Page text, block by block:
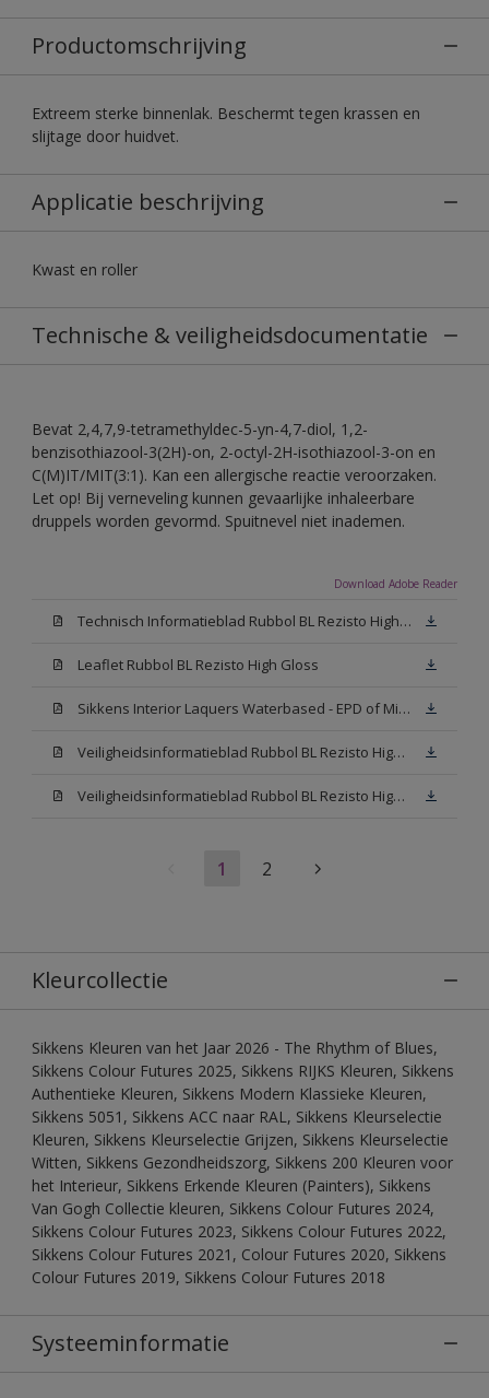
Productomschrijving
Extreem sterke binnenlak. Beschermt tegen krassen en
slijtage door huidvet.
Applicatie beschrijving
Kwast en roller
Technische & veiligheidsdocumentatie
Bevat 2,4,7,9-tetramethyldec-5-yn-4,7-diol, 1,2-
benzisothiazool-3(2H)-on, 2-octyl-2H-isothiazool-3-on en
C(M)IT/MIT(3:1). Kan een allergische reactie veroorzaken.
Let op! Bij verneveling kunnen gevaarlijke inhaleerbare
druppels worden gevormd. Spuitnevel niet inademen.
Download Adobe Reader
Technisch Informatieblad Rubbol BL Rezisto High Gloss (New Livery) (PDF)
Leaflet Rubbol BL Rezisto High Gloss
Sikkens Interior Laquers Waterbased - EPD of Milieuproductverklaring
Veiligheidsinformatieblad Rubbol BL Rezisto High Gloss N00 (MSDS)
Veiligheidsinformatieblad Rubbol BL Rezisto High Gloss White (MSDS)
1 2
Kleurcollectie
Sikkens Kleuren van het Jaar 2026 - The Rhythm of Blues,
Sikkens Colour Futures 2025, Sikkens RIJKS Kleuren, Sikkens
Authentieke Kleuren, Sikkens Modern Klassieke Kleuren,
Sikkens 5051, Sikkens ACC naar RAL, Sikkens Kleurselectie
Kleuren, Sikkens Kleurselectie Grijzen, Sikkens Kleurselectie
Witten, Sikkens Gezondheidszorg, Sikkens 200 Kleuren voor
het Interieur, Sikkens Erkende Kleuren (Painters), Sikkens
Van Gogh Collectie kleuren, Sikkens Colour Futures 2024,
Sikkens Colour Futures 2023, Sikkens Colour Futures 2022,
Sikkens Colour Futures 2021, Colour Futures 2020, Sikkens
Colour Futures 2019, Sikkens Colour Futures 2018
Systeeminformatie